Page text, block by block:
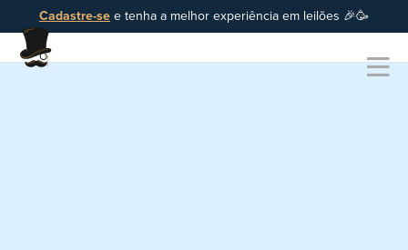
Cadastre-se e tenha a melhor experiência em leilões 🎉🥳